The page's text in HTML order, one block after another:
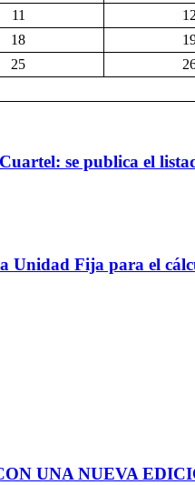
11 12
18
25
se publica el
Unidad Fija para el
UNA NUEVA